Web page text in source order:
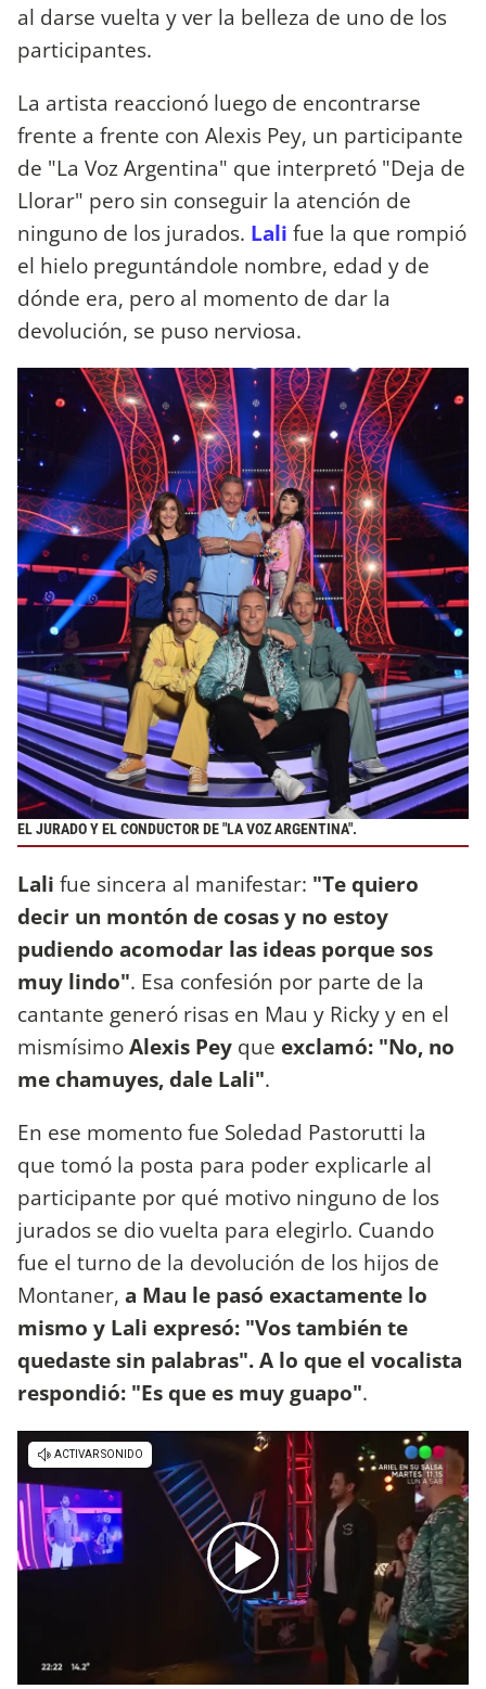
al darse vuelta y ver la belleza de uno de los
participantes.
La artista reaccionó luego de encontrarse
frente a frente con Alexis Pey, un participante
de "La Voz Argentina" que interpretó "Deja de
Llorar" pero sin conseguir la atención de
ninguno de los jurados. Lali fue la que rompió
el hielo preguntándole nombre, edad y de
dónde era, pero al momento de dar la
devolución, se puso nerviosa.
EL JURADO Y EL CONDUCTOR DE "LA VOZ ARGENTINA".
Lali fue sincera al manifestar: "Te quiero
decir un montón de cosas y no estoy
pudiendo acomodar las ideas porque sos
muy lindo". Esa confesión por parte de la
cantante generó risas en Mau y Ricky y en el
mismísimoAlexis Pey que exclamó: "No, no
me chamuyes, dale Lali".
En ese momento fue Soledad Pastorutti la
que tomó la posta para poder explicarle al
participante por qué motivo ninguno de los
jurados se dio vuelta para elegirlo. Cuando
fue el turno de la devolución de los hijos de
Montaner, a Mau le pasó exactamente lo
mismo y Lali expresó: "Vos también te
quedaste sin palabras". A lo que el vocalista
respondió: "Es que es muy guapo".